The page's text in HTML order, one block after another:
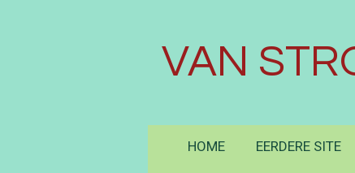
VAN
HOME EERDERE SITE